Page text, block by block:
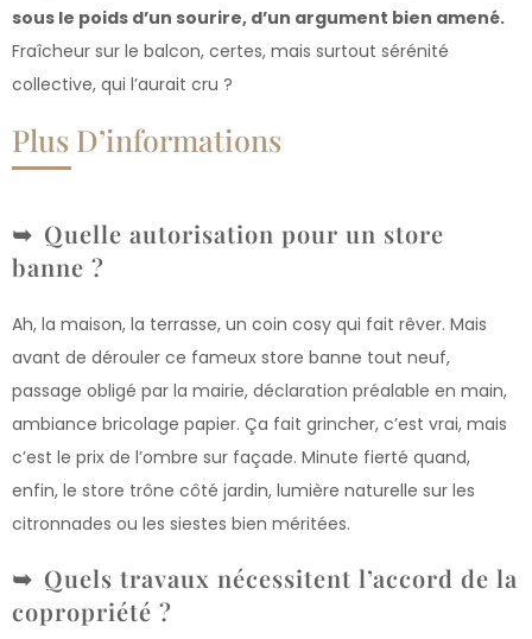
sous le poids d’un sourire, d’un argument bien amené.
Fraîcheur sur le balcon, certes, mais surtout sérénité
collective, qui l’aurait cru ?
Plus D’informations
Quelle autorisation pour un store
banne ?
Ah, la maison, la terrasse, un coin cosy qui fait rêver. Mais
avant de dérouler ce fameux store banne tout neuf,
passage obligé par la mairie, déclaration préalable en main,
ambiance bricolage papier. Ça fait grincher, c’est vrai, mais
c’est le prix de l’ombre sur façade. Minute fierté quand,
enfin, le store trône côté jardin, lumière naturelle sur les
citronnades ou les siestes bien méritées.
Quels travaux nécessitent l’accord de la
copropriété ?